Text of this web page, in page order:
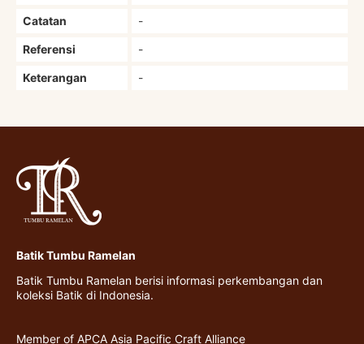
Catatan -
Referensi -
Keterangan -
Batik Tumbu Ramelan
Batik Tumbu Ramelan berisi informasi perkembangan dan
koleksi Batik di Indonesia.
Member of APCA Asia Pacific Craft Alliance